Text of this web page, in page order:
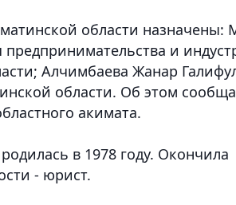
области
предпринимательства и
Алчимбаева Жанар
области. Об этом
акимата.
родилась в 1978 году.
- юрист.